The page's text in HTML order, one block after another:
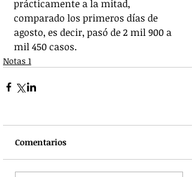
prácticamente a la mitad,
comparado los primeros días de
agosto, es decir, pasó de 2 mil 900 a
mil 450 casos.
Notas 1
Comentarios